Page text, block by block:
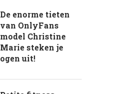
De enorme tieten
van OnlyFans
model Christine
Marie steken je
ogen uit!